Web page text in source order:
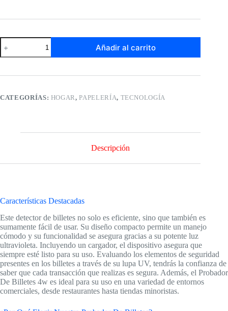
Probador
De
Billetes
Detector
Ultravioleta
Añadir al carrito
CATEGORÍAS: HOGAR,PAPELERÍA, TECNOLOGÍA
Descripción
Características Destacadas
Este detector de billetes no solo es eficiente, sino que también es
sumamente fácil de usar. Su diseño compacto permite un manejo
cómodo y su funcionalidad se asegura gracias a su potente luz
ultravioleta. Incluyendo un cargador, el dispositivo asegura que
siempre esté listo para su uso. Evaluando los elementos de seguridad
presentes en los billetes a través de su lupa UV, tendrás la confianza de
saber que cada transacción que realizas es segura. Además, el Probador
De Billetes 4w es ideal para su uso en una variedad de entornos
comerciales, desde restaurantes hasta tiendas minoristas.